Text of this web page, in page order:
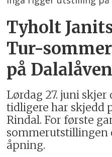
Tyholt
Tur-
på Dalalåven
Lørdag 27. juni
tidligere har skjedd
Rindal. For første
sommerutstillingen
åpning.